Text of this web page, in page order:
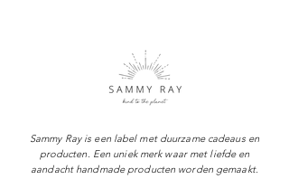
Sammy Ray is een label met duurzame cadeaus en
producten. Een uniek merk waar met liefde en
aandacht handmade producten worden gemaakt.